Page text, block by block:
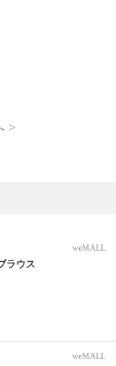
>
weMALL
ラウス
weMALL